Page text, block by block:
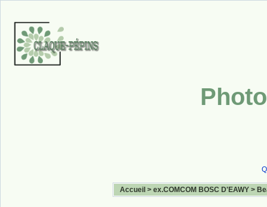
Accueil > ex.COMCOM BOSC D'EAWY >